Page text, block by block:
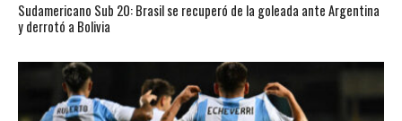
Sudamericano Sub 20: Brasil se recuperó de la goleada ante Argentina
y derrotó a Bolivia